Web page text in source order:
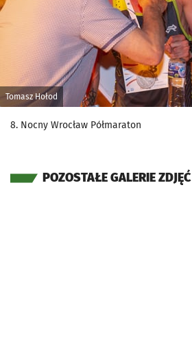
Tomasz Hołod
8. Nocny Wrocław Półmaraton
POZOSTAŁE GALERIE ZDJĘĆ